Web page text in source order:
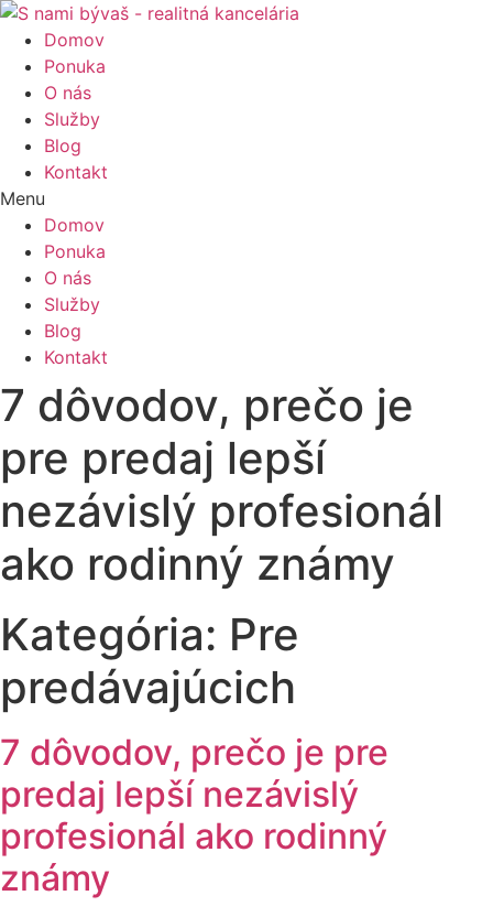
Domov
Ponuka
O nás
Služby
Blog
Kontakt
Menu
Domov
Ponuka
O nás
Služby
Blog
Kontakt
7 dôvodov, prečo je
pre predaj lepší
nezávislý profesionál
ako rodinný známy
Kategória: Pre
predávajúcich
7 dôvodov, prečo je pre
predaj lepší nezávislý
profesionál ako rodinný
známy